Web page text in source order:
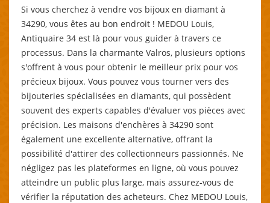
Si vous cherchez à vendre vos bijoux en diamant à
34290, vous êtes au bon endroit ! MEDOU Louis,
Antiquaire 34 est là pour vous guider à travers ce
processus. Dans la charmante Valros, plusieurs options
s'offrent à vous pour obtenir le meilleur prix pour vos
précieux bijoux. Vous pouvez vous tourner vers des
bijouteries spécialisées en diamants, qui possèdent
souvent des experts capables d'évaluer vos pièces avec
précision. Les maisons d'enchères à 34290 sont
également une excellente alternative, offrant la
possibilité d'attirer des collectionneurs passionnés. Ne
négligez pas les plateformes en ligne, où vous pouvez
atteindre un public plus large, mais assurez-vous de
vérifier la réputation des acheteurs. Chez MEDOU Louis,